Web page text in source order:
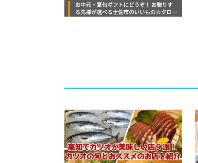
お中元・夏旬ギフトにどうぞ！ お贈りす
る先様が選べる土佐市のいいものカタログ